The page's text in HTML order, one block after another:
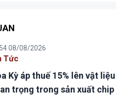
08/08/2026
Tức
Kỳ áp thuế 15% lên vật liệu
trọng trong sản xuất chip